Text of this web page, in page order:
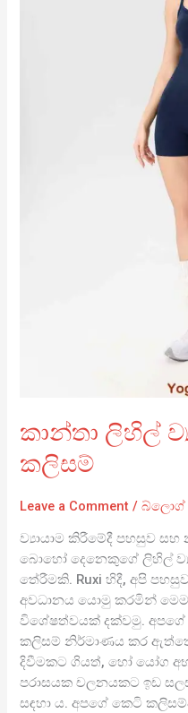
කාන්තා ලිහිල්
කලිසම්
Leave a Comment /බ්ලොග්
ව්‍යායාම කිරීමේදී පහසුව
බොහෝ දෙනෙකුගේ ලිහිල්
තේරීමකි. Ruxi හිදී, අපි
අවධානය යොමු කරමින්
විශේෂත්වයක් දක්වමු. අපගේ
කලිසම් නිර්මාණය කර ඇත්තේ
දිවීමකට ගියත්, හෝ යෝග
පරාසයක චලනයකට ඉඩ
සඳහා ය. අපගේ කෙටි